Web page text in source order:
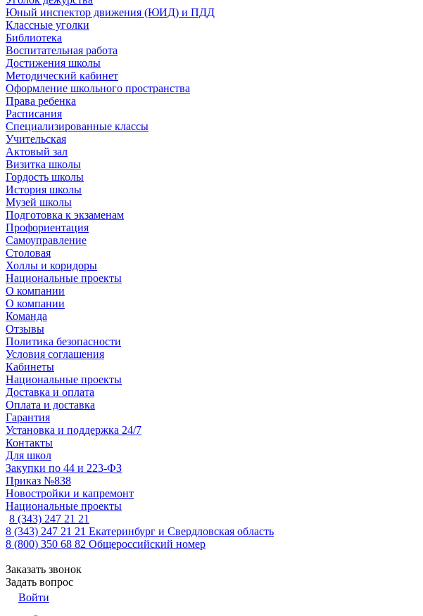
Юный инспектор движения (ЮИД) и ПДД
Классные уголки
Библиотека
Воспитательная работа
Достижения школы
Методический кабинет
Оформление школьного пространства
Права ребенка
Расписания
Специализированные классы
Учительская
Актовый зал
Визитка школы
Гордость школы
История школы
Музей школы
Подготовка к экзаменам
Профориентация
Самоуправление
Столовая
Холлы и коридоры
Национальные проекты
О компании
О компании
Команда
Отзывы
Политика безопасности
Условия соглашения
Кабинеты
Национальные проекты
Доставка и оплата
Оплата и доставка
Гарантия
Установка и поддержка 24/7
Контакты
Для школ
Закупки по 44 и 223-ФЗ
Приказ №838
Новостройки и капремонт
Национальные проекты
8 (343) 247 21 21
8 (343) 247 21 21 Екатеринбург и Свердловская область
8 (800) 350 68 82 Общероссийский номер
Заказать звонок
Задать вопрос
Войти